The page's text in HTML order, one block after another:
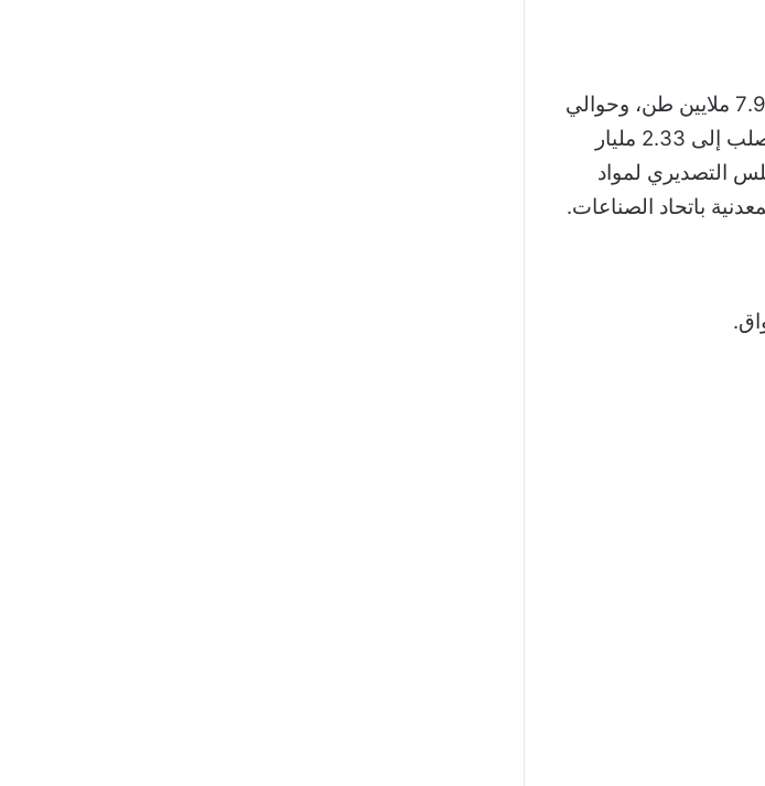
.. بلغ حجم إنتاج مصر من حديد التسليح حوالي 7.9 ملايين طن، وحوالي
4.5 ملايين طن من البيليت.. بينما ارتفعت صادرات مصر من الحديد والصلب إلى 2.33 مليار
عام 2022، وفق بيانات المجلس التصديري لمواد
باتحاد الصناعات.